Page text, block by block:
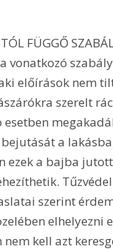
vonatkozó
előírások nem
szerelt
esetben
a
ezek a bajba
szerint
elhelyezni
nem kell azt